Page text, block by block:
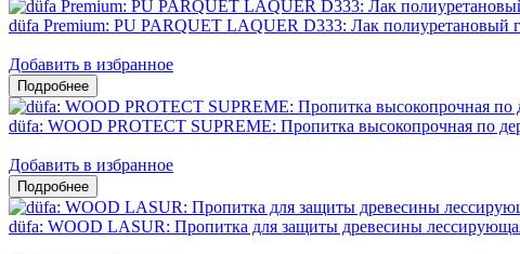
düfa Premium: PU PARQUET LAQUER D333: Лак полиуретановый
Добавить в избранное
düfa: WOOD PROTECT SUPREME: Пропитка высокопрочная по
Добавить в избранное
düfa: WOOD LASUR: Пропитка для защиты древесины